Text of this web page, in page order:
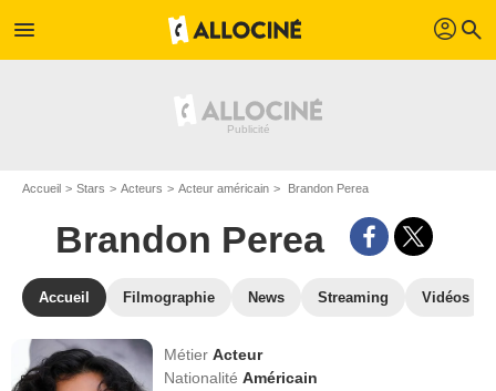
menu profil search
Accueil Stars Acteurs Acteur américain Brandon Perea
Brandon Perea
Accueil Filmographie News Streaming Vidéos
MétierActeur
NationalitéAméricain